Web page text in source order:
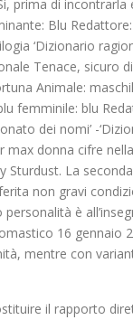
prima di
Blu
‘Dizionario
Tenace, sicuro
Animale:
femminile: blu
dei nomi’ -
max donna cifre
Sturdust. La
non gravi
è
16 gennaio
mentre con
il rapporto